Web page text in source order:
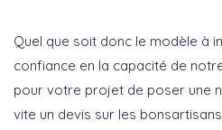
Quel que soit donc le modèle à
confiance en la capacité de
pour votre projet de poser une
vite un devis sur les